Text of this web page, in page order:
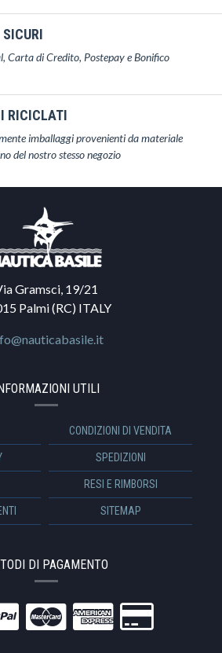
Carta di Credito, Postepay e Bonifico
RICICLATI
imballaggi provenienti da materiale
del nostro stesso negozio
Gramsci, 19/21
Palmi (RC) ITALY
UTILI
CONDIZIONI DI VENDITA
SPEDIZIONI
RESI E RIMBORSI
SITEMAP
DI PAGAMENTO